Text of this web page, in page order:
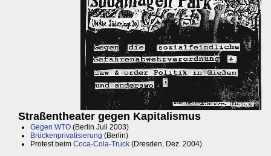
Straßentheater gegen Kapitalismus
Gegen WTO (Berlin Juli 2003)
Brückenprivatisierung (Berlin)
Protest beim Coca-Cola-Truck (Dresden, Dez. 2004)